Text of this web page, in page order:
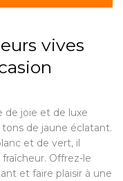
vives
de joie et de luxe
de jaune éclatant.
et de vert, il
Offrez-le
et faire plaisir à une